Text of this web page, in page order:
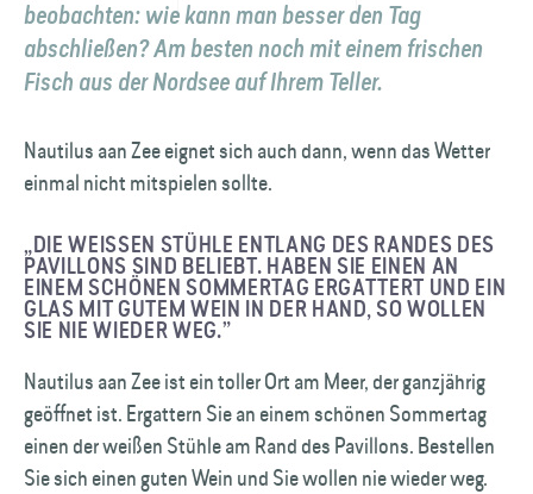
beobachten: wie kann man besser den Tag
abschließen? Am besten noch mit einem frischen
Fisch aus der Nordsee auf Ihrem Teller.
Nautilus aan Zee eignet sich auch dann, wenn das Wetter
einmal nicht mitspielen sollte.
„DIE WEISSEN STÜHLE ENTLANG DES RANDES DES P
AVILLONS SIND BELIEBT. HABEN SIE EINEN AN E
INEM SCHÖNEN SOMMERTAG ERGATTERT UND EIN G
LAS MIT GUTEM WEIN IN DER HAND, SO WOLLEN S
IE NIE WIEDER WEG.”
Nautilus aan Zee ist ein toller Ort am Meer, der ganzjährig
geöffnet ist. Ergattern Sie an einem schönen Sommertag
einen der weißen Stühle am Rand des Pavillons. Bestellen
Sie sich einen guten Wein und Sie wollen nie wieder weg.